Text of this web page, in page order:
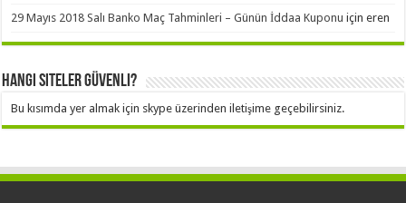
29 Mayıs 2018 Salı Banko Maç Tahminleri – Günün İddaa Kuponu içineren
Hangi Siteler Güvenli?
Bu kısımda yer almak için skype üzerinden iletişime geçebilirsiniz.